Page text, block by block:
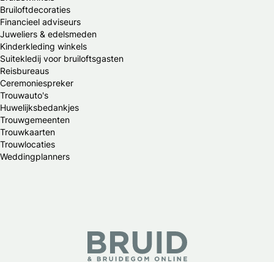
Bruiloftdecoraties
Financieel adviseurs
Juweliers & edelsmeden
Kinderkleding winkels
Suitekledij voor bruiloftsgasten
Reisbureaus
Ceremoniespreker
Trouwauto's
Huwelijksbedankjes
Trouwgemeenten
Trouwkaarten
Trouwlocaties
Weddingplanners